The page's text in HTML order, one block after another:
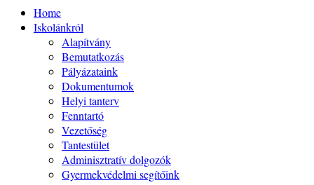
Home
Iskolánkról
Alapítvány
Bemutatkozás
Pályázataink
Dokumentumok
Helyi tanterv
Fenntartó
Vezetőség
Tantestület
Adminisztratív dolgozók
Gyermekvédelmi segítőink